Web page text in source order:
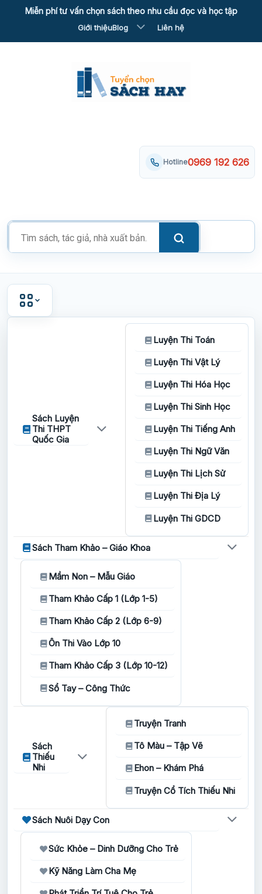
Miễn phí tư vấn chọn sách theo nhu cầu đọc và học tập
Giới thiệuBlog Liên hệ
Tìm
kiếm
phẩm
Hotline0969 192 626
Sách Luyện
Thi THPT
Quốc Gia
Luyện Thi Toán
Luyện Thi Vật Lý
Luyện Thi Hóa Học
Luyện Thi Sinh Học
Luyện Thi Tiếng Anh
Luyện Thi Ngữ Văn
Luyện Thi Lịch Sử
Luyện Thi Địa Lý
Luyện Thi GDCD
Sách Tham Khảo – Giáo Khoa
Mầm Non – Mẫu Giáo
Tham Khảo Cấp 1 (Lớp 1-5)
Tham Khảo Cấp 2 (Lớp 6-9)
Ôn Thi Vào Lớp 10
Tham Khảo Cấp 3 (Lớp 10-12)
Sổ Tay – Công Thức
Sách
Thiếu
Nhi
Truyện Tranh
Tô Màu – Tập Vẽ
Ehon – Khám Phá
Truyện Cổ Tích Thiếu Nhi
Sách Nuôi Dạy Con
Sức Khỏe – Dinh Dưỡng Cho Trẻ
Kỹ Năng Làm Cha Mẹ